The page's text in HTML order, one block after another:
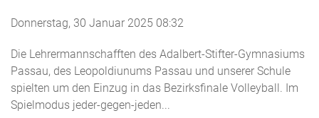
Donnerstag, 30 Januar 2025 08:32
Die Lehrermannschafften des Adalbert-Stifter-Gymnasiums
Passau, des Leopoldiunums Passau und unserer Schule
spielten um den Einzug in das Bezirksfinale Volleyball. Im
Spielmodus jeder-gegen-jeden...